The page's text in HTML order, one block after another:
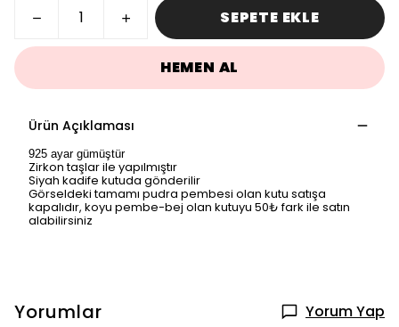
SEPETE EKLE
HEMEN AL
Ürün Açıklaması
925 ayar gümüştür
Zirkon taşlar ile yapılmıştır
Siyah kadife kutuda gönderilir
Görseldeki tamamı pudra pembesi olan kutu satışa
kapalıdır, koyu pembe-bej olan kutuyu 50₺ fark ile satın
alabilirsiniz
Yorumlar Yorum Yap